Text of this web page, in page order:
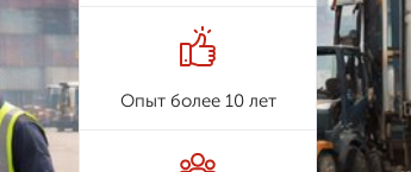
Опыт более 10 лет